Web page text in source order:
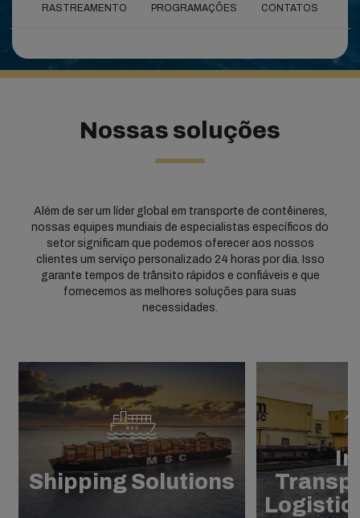
RASTREAMENTO PROGRAMAÇÕES CONTATOS
Nossas soluções
Além de ser um líder global em transporte de contêineres,
nossas equipes mundiais de especialistas específicos do
setor significam que podemos oferecer aos nossos
clientes um serviço personalizado 24 horas por dia. Isso
garante tempos de trânsito rápidos e confiáveis e que
fornecemos as melhores soluções para suas
necessidades.
Shipping Solutions